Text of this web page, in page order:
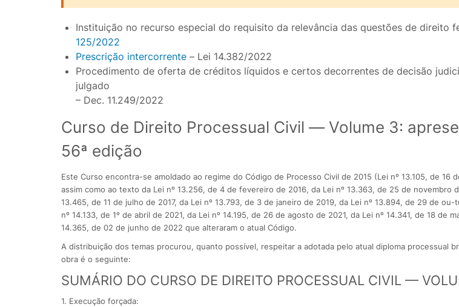
Instituição no recurso especial do requisito da relevância das questões de direito
125/2022
Prescrição intercorrente– Lei 14.382/2022
Procedimento de oferta de créditos líquidos e certos decorrentes de decisão
julgado
– Dec. 11.249/2022
Curso de Direito Processual Civil — Volume 3:
56ª edição
Este Curso encontra-se amoldado ao regime do Código de Processo Civil de 2015 (Lei nº 13.105, de 16
assim como ao texto da Lei nº 13.256, de 4 de fevereiro de 2016, da Lei nº 13.363, de 25 de novembro
13.465, de 11 de julho de 2017, da Lei nº 13.793, de 3 de janeiro de 2019, da Lei nº 13.894, de 29 de ou-
nº 14.133, de 1º de abril de 2021, da Lei nº 14.195, de 26 de agosto de 2021, da Lei nº 14.341, de 18 de
14.365, de 02 de junho de 2022 que alteraram o atual Código.
A distribuição dos temas procurou, quanto possível, respeitar a adotada pelo atual diploma processual
obra é o seguinte:
SUMÁRIO DO CURSO DE DIREITO PROCESSUAL CIVIL —
1. Execução forçada: